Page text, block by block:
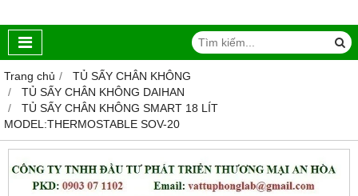
Trang chủ
TỦ SẤY CHÂN KHÔNG
TỦ SẤY CHÂN KHÔNG DAIHAN
TỦ SẤY CHÂN KHÔNG SMART 18 LÍT
MODEL:THERMOSTABLE SOV-20